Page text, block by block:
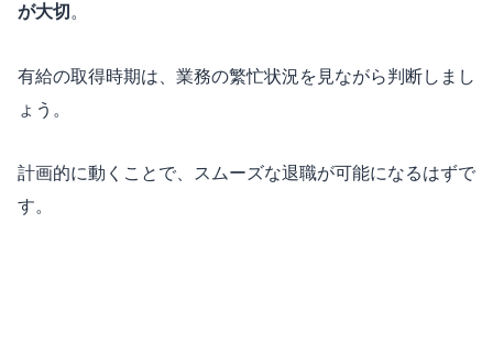
が大切 。
有給の取得時期は、業務の繁忙状況を見ながら判断しまし
ょう。
計画的に動くことで、スムーズな退職が可能になるはずで
す。